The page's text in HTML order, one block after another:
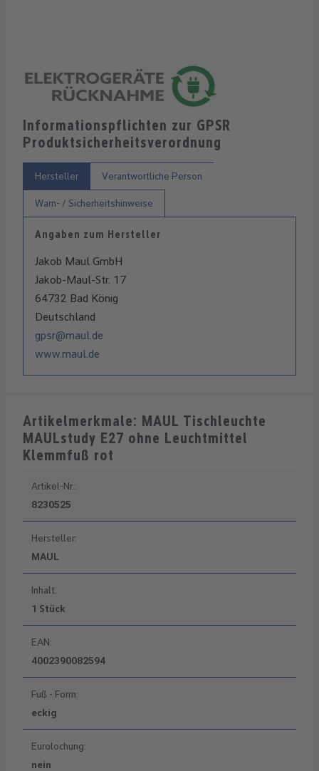
Informationspflichten zur GPSR
Produktsicherheitsverordnung
Hersteller Verantwortliche Person
Warn- / Sicherheitshinweise
Angaben zum Hersteller
Jakob Maul GmbH
Jakob-Maul-Str. 17
64732 Bad König
Deutschland
gpsr@maul.de
www.maul.de
Artikelmerkmale: MAUL Tischleuchte
MAULstudy E27 ohne Leuchtmittel
Klemmfuß rot
Artikel-Nr.:
8230525
Hersteller:
MAUL
Inhalt:
1 Stück
EAN:
4002390082594
Fuß - Form:
eckig
Eurolochung:
nein